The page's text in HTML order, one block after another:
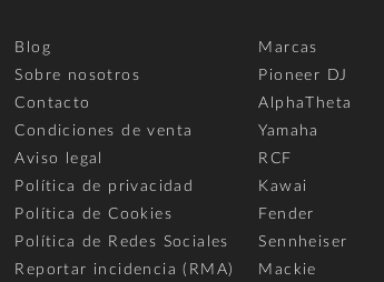
Blog
Sobre nosotros
Contacto
Condiciones de venta
Aviso legal
Política de privacidad
Política de Cookies
Política de Redes Sociales
Reportar incidencia (RMA)
Marcas
Pioneer DJ
AlphaTheta
Yamaha
RCF
Kawai
Fender
Sennheiser
Mackie